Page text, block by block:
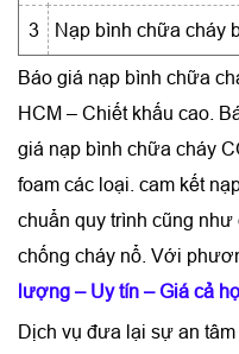
3 Nạp bình chữa cháy
Báo giá nạp bình chữa
HCM – Chiết khấu cao.
giá nạp bình chữa cháy
foam các loại. cam kết
chuẩn quy trình cũng như
chống cháy nổ. Với
lượng – Uy tín – Giá cả
Dịch vụ đưa lại sự an